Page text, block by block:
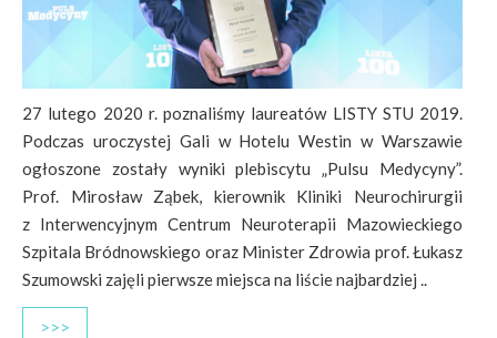
27 lutego 2020 r. poznaliśmy laureatów LISTY STU 2019.
Podczas uroczystej Gali w Hotelu Westin w Warszawie
ogłoszone zostały wyniki plebiscytu „Pulsu Medycyny”.
Prof. Mirosław Ząbek, kierownik Kliniki Neurochirurgii
z Interwencyjnym Centrum Neuroterapii Mazowieckiego
Szpitala Bródnowskiego oraz Minister Zdrowia prof. Łukasz
Szumowski zajęli pierwsze miejsca na liście najbardziej ..
>>>